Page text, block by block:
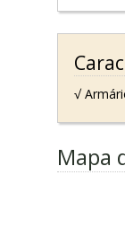
√
Mapa